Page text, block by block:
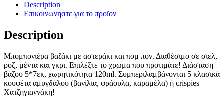
Description
Επικοινωνηστε για το προϊoν
Description
Μπομπονιέρα βαζάκι με αστεράκι και πομ πον. Διαθέσιμο σε σιελ,
ροζ, μέντα και γκρι. Επιλέξτε το χρώμα που προτιμάτε! Διάσταση
βάζου 5*7εκ, χωρητικότητα 120ml. Συμπεριλαμβάνονται 5 κλασικά
κουφέτα αμυγδάλου (βανίλια, φράουλα, καραμέλα) ή crispies
Χατζηγιαννάκη!